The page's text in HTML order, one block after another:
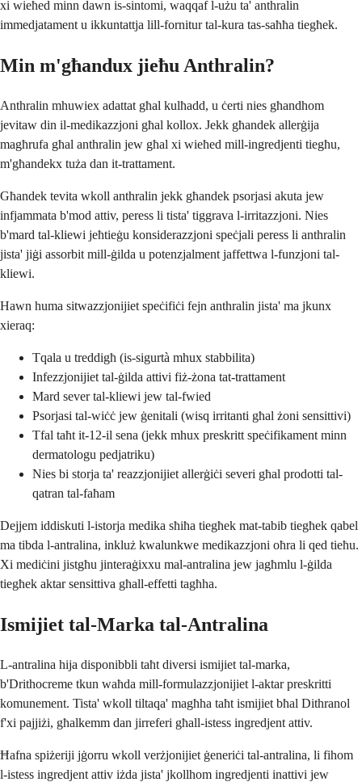
xi wieħed minn dawn is-sintomi, waqqaf l-użu ta' anthralin
immedjatament u ikkuntattja lill-fornitur tal-kura tas-saħħa tiegħek.
Min m'għandux jieħu Anthralin?
Anthralin mhuwiex adattat għal kulħadd, u ċerti nies għandhom
jevitaw din il-medikazzjoni għal kollox. Jekk għandek allerġija
magħrufa għal anthralin jew għal xi wieħed mill-ingredjenti tiegħu,
m'għandekx tuża dan it-trattament.
Għandek tevita wkoll anthralin jekk għandek psorjasi akuta jew
infjammata b'mod attiv, peress li tista' tiggrava l-irritazzjoni. Nies
b'mard tal-kliewi jeħtieġu konsiderazzjoni speċjali peress li anthralin
jista' jiġi assorbit mill-ġilda u potenzjalment jaffettwa l-funzjoni tal-
kliewi.
Hawn huma sitwazzjonijiet speċifiċi fejn anthralin jista' ma jkunx
xieraq:
Tqala u treddigħ (is-sigurtà mhux stabbilita)
Infezzjonijiet tal-ġilda attivi fiż-żona tat-trattament
Mard sever tal-kliewi jew tal-fwied
Psorjasi tal-wiċċ jew ġenitali (wisq irritanti għal żoni sensittivi)
Tfal taħt it-12-il sena (jekk mhux preskritt speċifikament minn
dermatologu pedjatriku)
Nies bi storja ta' reazzjonijiet allerġiċi severi għal prodotti tal-
qatran tal-faħam
Dejjem iddiskuti l-istorja medika sħiħa tiegħek mat-tabib tiegħek qabel
ma tibda l-antralina, inkluż kwalunkwe medikazzjoni oħra li qed tieħu.
Xi mediċini jistgħu jinteraġixxu mal-antralina jew jagħmlu l-ġilda
tiegħek aktar sensittiva għall-effetti tagħha.
Ismijiet tal-Marka tal-Antralina
L-antralina hija disponibbli taħt diversi ismijiet tal-marka,
b'Drithocreme tkun waħda mill-formulazzjonijiet l-aktar preskritti
komunement. Tista' wkoll tiltaqa' magħha taħt ismijiet bħal Dithranol
f'xi pajjiżi, għalkemm dan jirreferi għall-istess ingredjent attiv.
Ħafna spiżeriji jġorru wkoll verżjonijiet ġeneriċi tal-antralina, li fihom
l-istess ingredjent attiv iżda jista' jkollhom ingredjenti inattivi jew